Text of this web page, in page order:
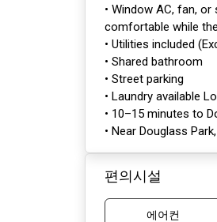
• Window AC, fan,
comfortable while
• Utilities included
• Shared bathroom
• Street parking
• Laundry available
• 10–15 minutes to
• Near Douglass
편의시설
에어컨